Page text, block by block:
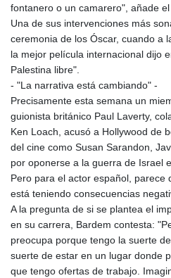
fontanero o un camarero", añade
Una de sus intervenciones más
ceremonia de los Óscar, cuando a
la mejor película internacional dijo
Palestina libre".
- "La narrativa está cambiando" -
Precisamente esta semana un
guionista británico Paul Laverty,
Ken Loach, acusó a Hollywood de
del cine como Susan Sarandon,
por oponerse a la guerra de Israel
Pero para el actor español, parece
está teniendo consecuencias
A la pregunta de si se plantea el
en su carrera, Bardem contesta:
preocupa porque tengo la suerte
suerte de estar en un lugar donde
que tengo ofertas de trabajo.